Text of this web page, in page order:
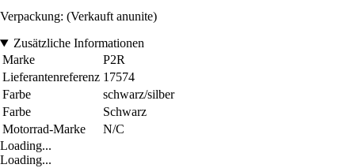
Verpackung: (Verkauft anunite)
Zusätzliche Informationen
Marke
P2R
Lieferantenreferenz 17574
Farbe
schwarz/silber
Farbe
Schwarz
Motorrad-Marke
N/C
Loading...
Loading...